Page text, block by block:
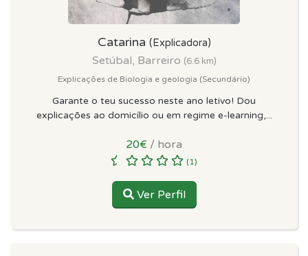
Catarina (Explicadora)
Setúbal, Barreiro (6.6 km)
Explicações de Biologia e geologia (Secundário)
Garante o teu sucesso neste ano letivo! Dou
explicações ao domicílio ou em regime e-learning,...
20€ / hora
(1)
Ver Perfil